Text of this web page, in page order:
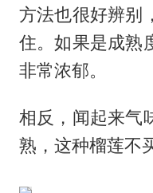
方法也很好辨别
住。如果是成熟
非常浓郁。
相反，闻起来气
熟，这种榴莲不